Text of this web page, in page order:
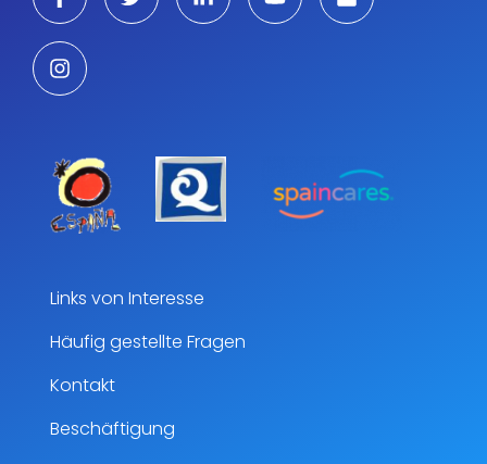
Links von Interesse
Häufig gestellte Fragen
Kontakt
Beschäftigung